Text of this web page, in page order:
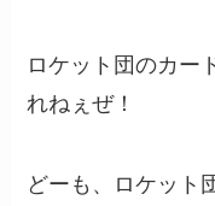
ロケット団のカー
れねぇぜ！
どーも、ロケット